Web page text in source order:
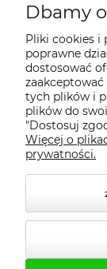
Regulamin
Dostawa -
Gwarancja
Pomoc
Dbamy
Pliki cookies i
poprawne
dostosować
tych plików i
plików do
"Dostosuj
Więcej o
prywatności.